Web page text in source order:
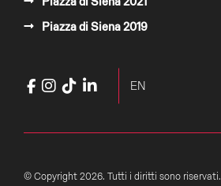
Piazza di Siena 2019
Facebook
Instagram
TikTok LinkedIn
YouTube
Seleziona la tua lingua
EN
© Copyright 2026. Tutti i diritti sono riservati.